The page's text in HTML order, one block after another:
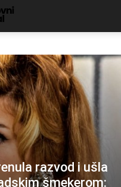
razvod i ušla
šmekerom: